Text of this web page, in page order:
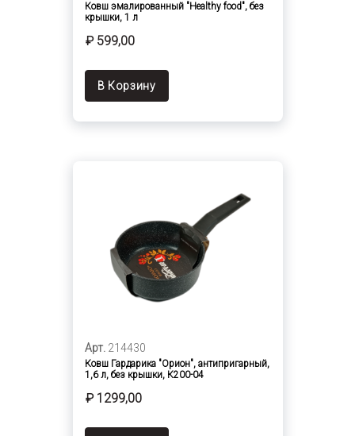
Ковш эмалированный "Healthy food", без
крышки, 1 л
₽ 599,00
В Корзину
Арт. 214430
Ковш Гардарика "Орион", антипригарный,
1,6 л, без крышки, К200-04
₽ 1299,00